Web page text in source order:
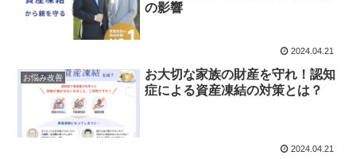
の影響
2024.04.21
お悩み改善
お大切な家族の財産を守れ！認知
症による資産凍結の対策とは？
2024.04.21